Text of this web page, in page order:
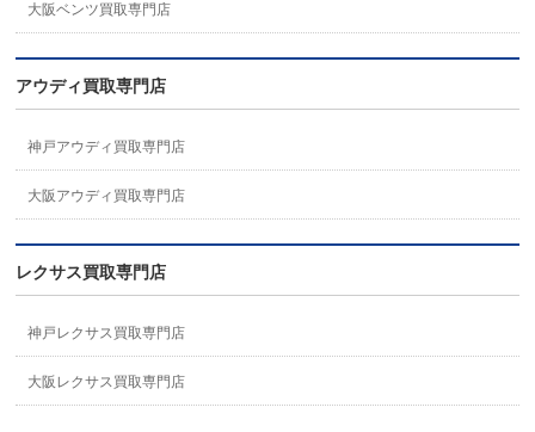
大阪ベンツ買取専門店
アウディ買取専門店
神戸アウディ買取専門店
大阪アウディ買取専門店
レクサス買取専門店
神戸レクサス買取専門店
大阪レクサス買取専門店